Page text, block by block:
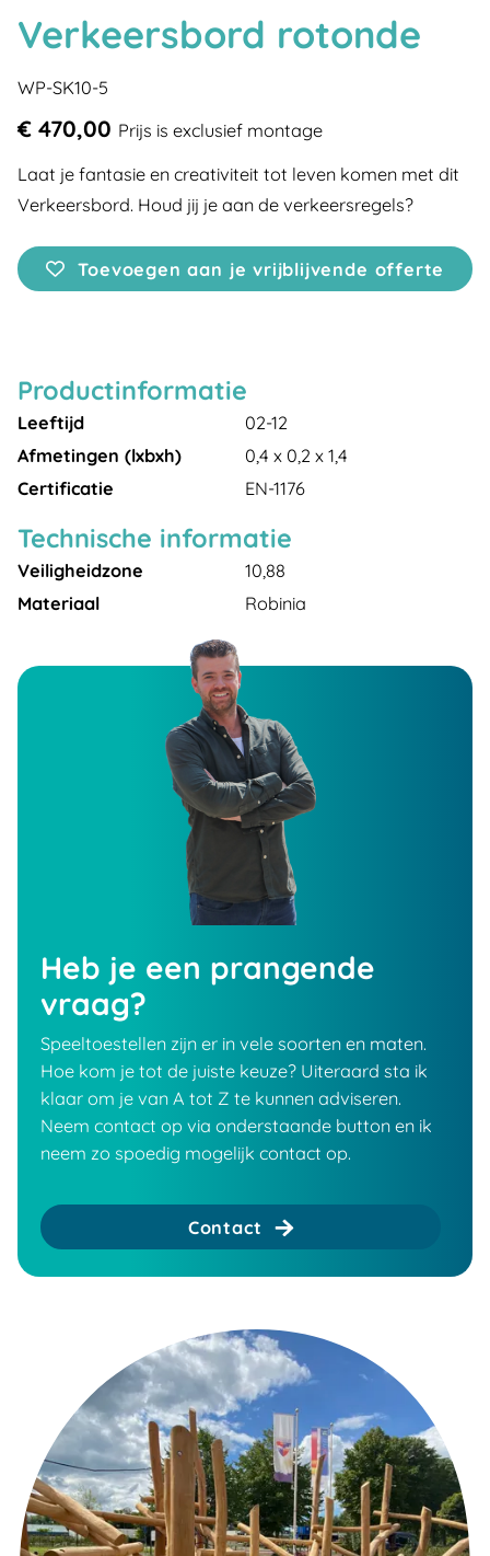
Verkeersbord rotonde
WP-SK10-5
€ 470,00 Prijs is exclusief montage
Laat je fantasie en creativiteit tot leven komen met dit
Verkeersbord. Houd jij je aan de verkeersregels?
Toevoegen aan je vrijblijvende offerte
Productinformatie
Leeftijd
02-12
Afmetingen (lxbxh)
0,4 x 0,2 x 1,4
Certificatie
EN-1176
Technische informatie
Veiligheidzone
10,88
Materiaal
Robinia
Heb je een prangende
vraag?
Speeltoestellen zijn er in vele soorten en maten.
Hoe kom je tot de juiste keuze? Uiteraard sta ik
klaar om je van A tot Z te kunnen adviseren.
Neem contact op via onderstaande button en ik
neem zo spoedig mogelijk contact op.
Contact